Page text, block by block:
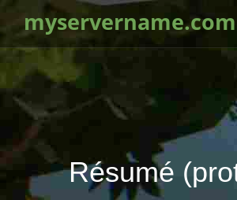
myservername.com
Résumé